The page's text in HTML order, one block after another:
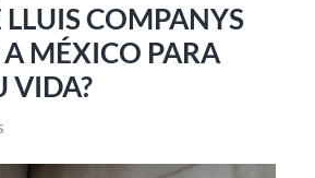
LLUIS COMPANYS
MÉXICO PARA
VIDA?